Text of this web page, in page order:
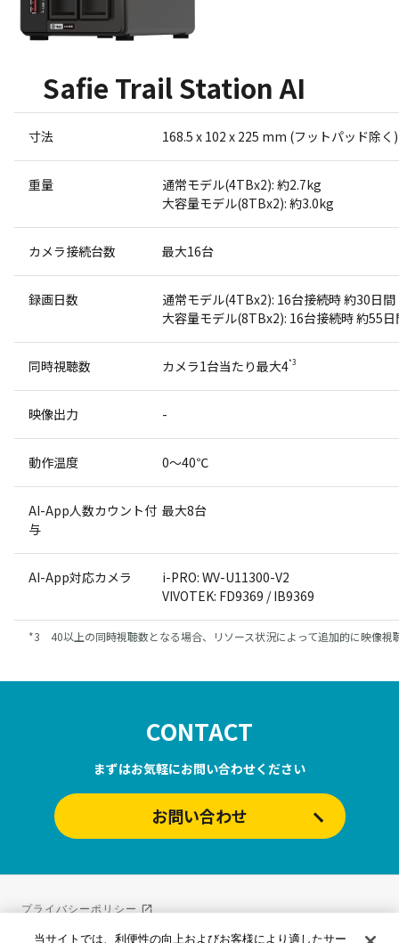
Safie Trail Station AI
寸法 168.5 x 102 x 225 mm (フットパッド除く)
重量
通常モデル(4TBx2): 約2.7kg
大容量モデル(8TBx2): 約3.0kg
カメラ接続台数 最大16台
録画日数
通常モデル(4TBx2): 16台接続時 約30日間
大容量モデル(8TBx2): 16台接続時 約55日
同時視聴数 カメラ1台当たり最大4*3
映像出力 -
動作温度 0～40℃
AI-App人数カウント付
与
最大8台
AI-App対応カメラ
i-PRO: WV-U11300-V2
VIVOTEK: FD9369 / IB9369
3 40以上の同時視聴数となる場合、リソース状況によって追加的に映像視
CONTACT
まずはお気軽にお問い合わせください
お問い合わせ
プライバシーポリシー
当サイトでは、利便性の向上およびお客様により適したサー